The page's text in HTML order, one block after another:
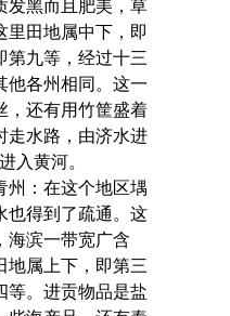
发黑而且肥美，草
里田地属中下，即
第九等，经过十三
他各州相同。这一
，还有用竹筐盛着
走水路，由济水进
入黄河。
：在这个地区堣
也得到了疏通。这
海滨一带宽广含
地属上下，即第三
等。进贡物品是盐